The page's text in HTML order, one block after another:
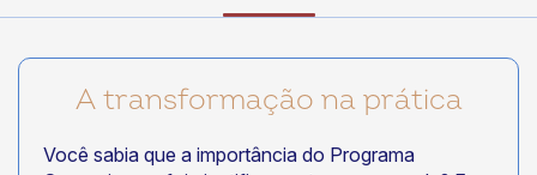
A transformação na prática
Você sabia que a importância do Programa